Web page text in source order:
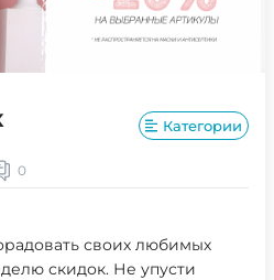
Категории
0
своих любимых
скидок. Не упусти